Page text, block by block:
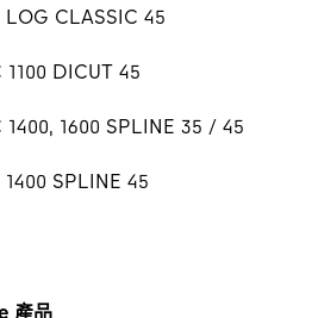
LOG CLASSIC 45
1100 DICUT 45
1400, 1600 SPLINE 35 / 45
1400 SPLINE 45
產品